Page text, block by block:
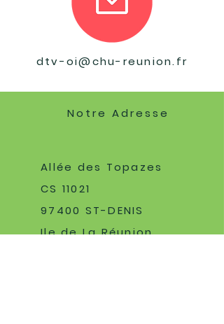
dtv-oi@chu-reunion.fr
Notre Adresse
Allée des Topazes
CS 11021
97400 ST-DENIS
Ile de La Réunion